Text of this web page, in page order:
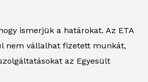
ismerjük a határokat. Az ETA
nem vállalhat fizetett munkát,
az Egyesült